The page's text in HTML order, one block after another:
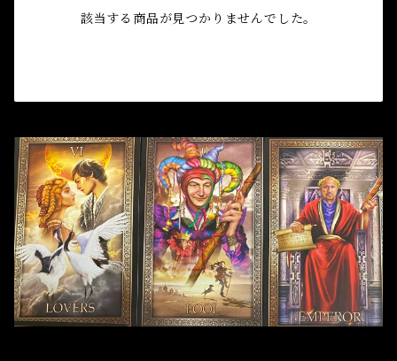
牛 Ox
寅 Tiger
卯 Rabit
辰 Dragon
巳 Snake
恋愛
金運
願望
仕事 Job
人間関係 Relationship
人間関係 Relationships
自己実現 Self-Realization
スピリチュアル Spiritual
恋愛 Love
金運 Money
人間関係 Relationships
恋愛 love
白魔術キット
アミュレット Amulet
恋愛
仕事
金運
該当する商品が見つかりませんでした。